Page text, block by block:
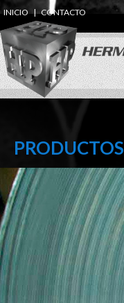
INICIO | CONTACTO
PRODUCTOS